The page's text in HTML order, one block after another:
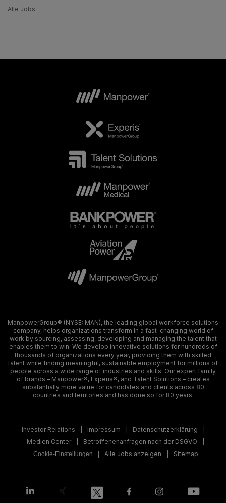
Alle Jobs
ManpowerGroup® (NYSE: MAN), the leading global workforce solutions
company, helps organizations transform in a fast-changing world of
work by sourcing, assessing, developing and managing the talent that
enables them to win. We develop innovative solutions for hundreds of
thousands of organizations every year, providing them with skilled
talent while finding meaningful, sustainable employment for millions of
people across a wide range of industries and skills. Our expert family
of brands – Manpower®, Experis®, and Talent Solutions – creates
substantially more value for candidates and clients across 80
countries and territories and has done so for 80 years.
Investor Relations Impressum
Datenschutzerklärung
Medien Center
Betroffenenanfragen nach der DSGVO
Cookie-Einstellungen Alle Jobs anzeigen Sitemap